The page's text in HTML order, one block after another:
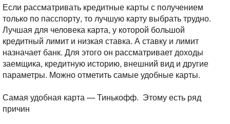
Если рассматривать кредитные карты с получением
только по пасспорту, то лучшую карту выбрать трудно.
Лучшая для человека карта, у которой большой
кредитный лимит и низкая ставка. А ставку и лимит
назначает банк. Для этого он рассматривает доходы
заемщика, кредитную историю, внешний вид и другие
параметры. Можно отметить самые удобные карты.
Самая удобная карта — Тинькофф. Этому есть ряд
причин